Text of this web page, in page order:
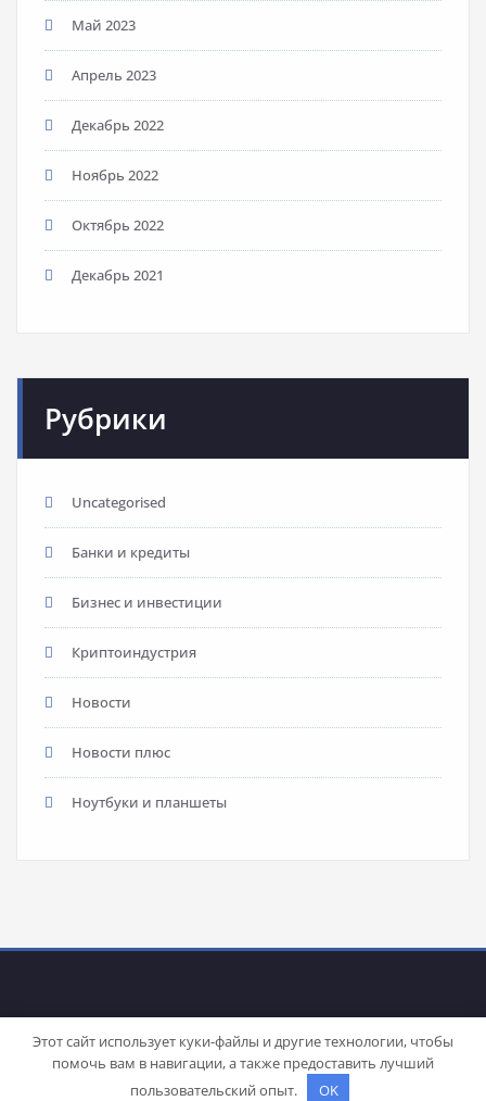
Май 2023
Апрель 2023
Декабрь 2022
Ноябрь 2022
Октябрь 2022
Декабрь 2021
Рубрики
Uncategorised
Банки и кредиты
Бизнес и инвестиции
Криптоиндустрия
Новости
Новости плюс
Ноутбуки и планшеты
WordPress | Theme: Stacyby SpiceThemes
Этот сайт использует куки-файлы и другие технологии, чтобы
помочь вам в навигации, а также предоставить лучший
пользовательский опыт.
OK